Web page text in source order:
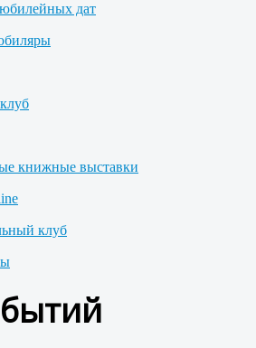
дат
книжные выставки
клуб